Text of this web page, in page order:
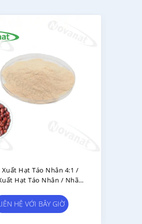
Chiết Xuất Hạt Cây Nho 8.0%
Flavones / Nhãn Sạch / Chiết Xuất
LIÊN HỆ VỚI BÂY GIỜ